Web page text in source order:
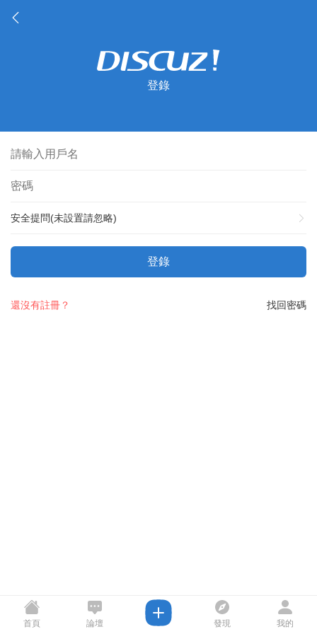
登錄
安全提問(未設置請忽略)
登錄
找回密碼
還沒有註冊？
首頁 論壇 發現 我的